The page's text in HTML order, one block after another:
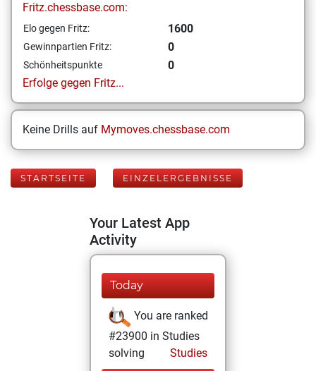
Fritz.chessbase.com:
Elo gegen Fritz: 1600
Gewinnpartien Fritz: 0
Schönheitspunkte
0
Erfolge gegen Fritz...
Keine Drills auf Mymoves.chessbase.com
STARTSEITE EINZELERGEBNISSE
Your Latest App
Activity
Today
You are ranked
#23900 in Studies
solving
Studies